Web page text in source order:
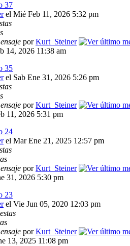
37
el Mié Feb 11, 2026 5:32 pm
porKurt_Steiner
14, 2026 11:38 am
35
el Sab Ene 31, 2026 5:26 pm
porKurt_Steiner
11, 2026 5:31 pm
24
el Mar Ene 21, 2025 12:57 pm
porKurt_Steiner
31, 2026 5:30 pm
23
el Vie Jun 05, 2020 12:03 pm
porKurt_Steiner
13, 2025 11:08 pm